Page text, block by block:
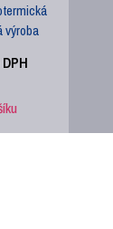
výroba